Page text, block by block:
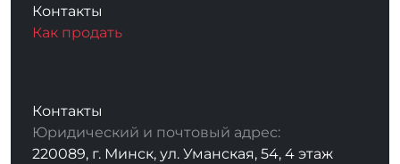
Контакты
Как продать
Контакты
Юридический и почтовый адрес:
220089, г. Минск, ул. Уманская, 54, 4 этаж